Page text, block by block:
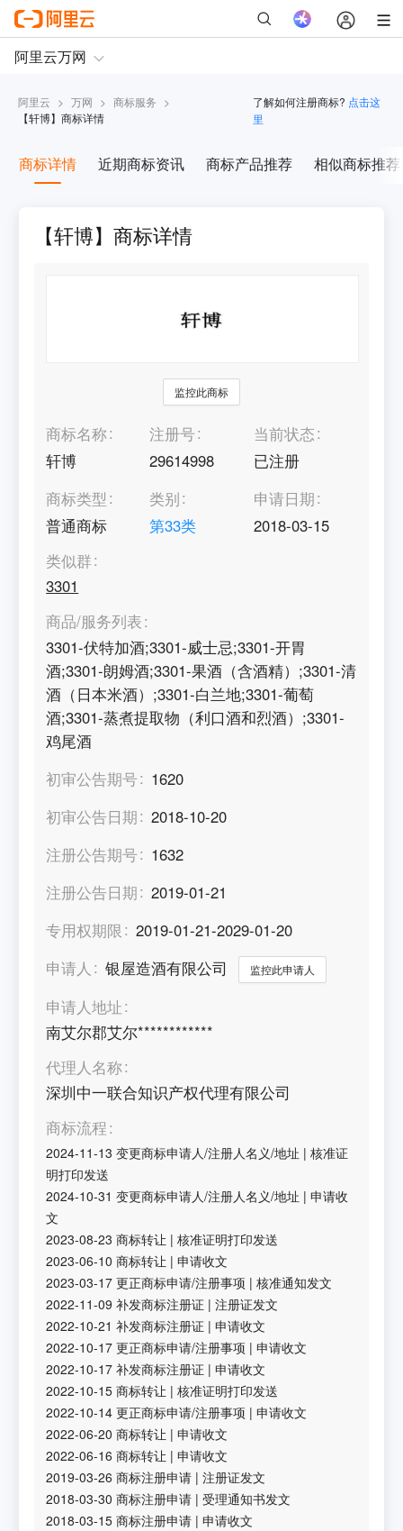
阿里云 > 万网 > 商标服务 >
【轩博】商标详情
了解如何注册商标? 点击这
里
商标详情 近期商标资讯 商标产品推荐 相似商标推荐
【轩博】商标详情
监控此商标
商标名称
轩博
注册号
29614998
当前状态
已注册
商标类型
普通商标
类别
第33类
申请日期
2018-03-15
类似群
3301
商品/服务列表
3301-伏特加酒;3301-威士忌;3301-开胃
酒;3301-朗姆酒;3301-果酒（含酒精）;3301-清
酒（日本米酒）;3301-白兰地;3301-葡萄
酒;3301-蒸煮提取物（利口酒和烈酒）;3301-
鸡尾酒
初审公告期号
1620
初审公告日期
2018-10-20
注册公告期号
1632
注册公告日期
2019-01-21
专用权期限
2019-01-21-2029-01-20
申请人
银屋造酒有限公司 监控此申请人
申请人地址
南艾尔郡艾尔************
代理人名称
深圳中一联合知识产权代理有限公司
商标流程
2024-11-13 变更商标申请人/注册人名义/地址 |核准证
明打印发送
2024-10-31 变更商标申请人/注册人名义/地址 |申请收
文
2023-08-23 商标转让 |核准证明打印发送
2023-06-10 商标转让 |申请收文
2023-03-17 更正商标申请/注册事项 |核准通知发文
2022-11-09 补发商标注册证 |注册证发文
2022-10-21 补发商标注册证 |申请收文
2022-10-17 更正商标申请/注册事项 |申请收文
2022-10-17 补发商标注册证 |申请收文
2022-10-15 商标转让 |核准证明打印发送
2022-10-14 更正商标申请/注册事项 |申请收文
2022-06-20 商标转让 |申请收文
2022-06-16 商标转让 |申请收文
2019-03-26 商标注册申请 |注册证发文
2018-03-30 商标注册申请 |受理通知书发文
2018-03-15 商标注册申请 |申请收文